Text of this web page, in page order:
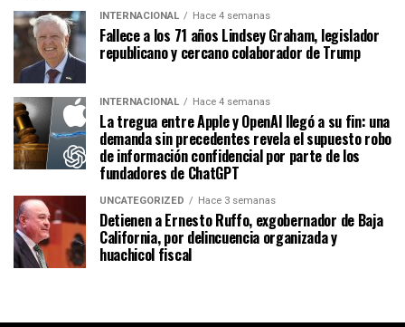
INTERNACIONAL Hace 4 semanas
Fallece a los 71 años Lindsey Graham, legislador
republicano y cercano colaborador de Trump
INTERNACIONAL Hace 4 semanas
La tregua entre Apple y OpenAI llegó a su fin: una
demanda sin precedentes revela el supuesto robo
de información confidencial por parte de los
fundadores de ChatGPT
UNCATEGORIZED Hace 3 semanas
Detienen a Ernesto Ruffo, exgobernador de Baja
California, por delincuencia organizada y
huachicol fiscal